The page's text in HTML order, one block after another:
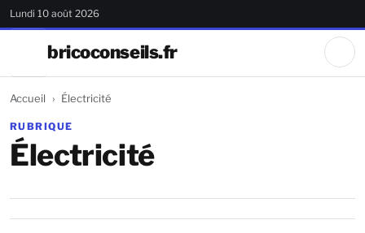
Lundi 10 août 2026
bricoconseils.fr
Accueil Électricité
RUBRIQUE
Électricité